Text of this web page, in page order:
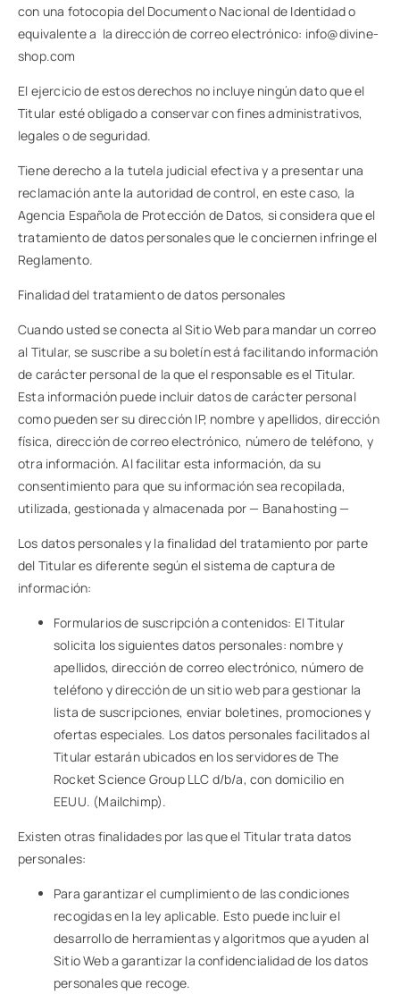
con una fotocopia del Documento Nacional de Identidad o
equivalente a la dirección de correo electrónico: info@divine-
shop.com
El ejercicio de estos derechos no incluye ningún dato que el
Titular esté obligado a conservar con fines administrativos,
legales o de seguridad.
Tiene derecho a la tutela judicial efectiva y a presentar una
reclamación ante la autoridad de control, en este caso, la
Agencia Española de Protección de Datos, si considera que el
tratamiento de datos personales que le conciernen infringe el
Reglamento.
Finalidad del tratamiento de datos personales
Cuando usted se conecta al Sitio Web para mandar un correo
al Titular, se suscribe a su boletín está facilitando información
de carácter personal de la que el responsable es el Titular.
Esta información puede incluir datos de carácter personal
como pueden ser su dirección IP, nombre y apellidos, dirección
física, dirección de correo electrónico, número de teléfono, y
otra información. Al facilitar esta información, da su
consentimiento para que su información sea recopilada,
utilizada, gestionada y almacenada por — Banahosting —
Los datos personales y la finalidad del tratamiento por parte
del Titular es diferente según el sistema de captura de
información:
Formularios de suscripción a contenidos: El Titular
solicita los siguientes datos personales: nombre y
apellidos, dirección de correo electrónico, número de
teléfono y dirección de un sitio web para gestionar la
lista de suscripciones, enviar boletines, promociones y
ofertas especiales. Los datos personales facilitados al
Titular estarán ubicados en los servidores de The
Rocket Science Group LLC d/b/a, con domicilio en
EEUU. (Mailchimp).
Existen otras finalidades por las que el Titular trata datos
personales:
Para garantizar el cumplimiento de las condiciones
recogidas en la ley aplicable. Esto puede incluir el
desarrollo de herramientas y algoritmos que ayuden al
Sitio Web a garantizar la confidencialidad de los datos
personales que recoge.